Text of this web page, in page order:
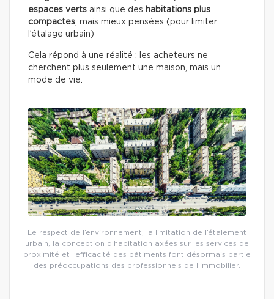
espaces verts ainsi que des habitations plus
compactes , mais mieux pensées (pour limiter
l’étalage urbain)
Cela répond à une réalité : les acheteurs ne
cherchent plus seulement une maison, mais un
mode de vie.
Le respect de l’environnement, la limitation de l’étalement
urbain, la conception d’habitation axées sur les services de
proximité et l’efficacité des bâtiments font désormais partie
des préoccupations des professionnels de l’immobilier.